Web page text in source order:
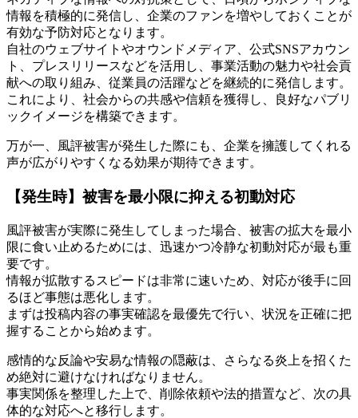
情報を積極的に発信し、企業のファンを増やしておくことが
有効な予防対応となります。
自社のウェブサイトやオウンドメディア、公式SNSアカウン
ト、プレスリリースなどを活用し、事業活動の魅力や社会貢
献への取り組み、従業員の活躍などを継続的に発信します。
これにより、社会からの共感や信頼を獲得し、良好なパブリ
ックイメージを構築できます。
万が一、風評被害が発生した際にも、企業を擁護してくれる
声が広がりやすくなる効果が期待できます。
【発生時】被害を最小限に抑える初動対応
風評被害が実際に発生してしまった場合、被害の拡大を最小
限に食い止めるためには、迅速かつ冷静な初動対応が最も重
要です。
情報が拡散するスピードは非常に速いため、対応が後手に回
るほど事態は悪化します。
まずは投稿内容の事実確認を最優先で行い、状況を正確に把
握することから始めます。
感情的な反論や安易な情報の隠蔽は、さらなる炎上を招くた
め絶対に避けなければなりません。
事実関係を整理した上で、削除依頼や法的措置など、次の具
体的な対応へと移行します。